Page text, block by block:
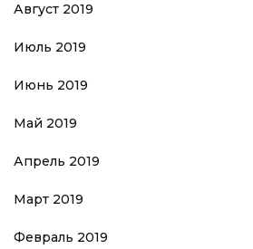
Август 2019
Июль 2019
Июнь 2019
Май 2019
Апрель 2019
Март 2019
Февраль 2019